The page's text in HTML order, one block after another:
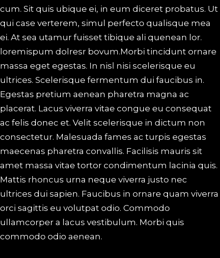
cum. Sit quis ubique ei, in eum diceret probatus. Ut
qui case verterem, simul perfecto qualisque mea
ei. At sea utamur fuisset tibique ali quenean lor.
loremispum dolresr bovum.Morbi tincidunt ornare
massa eget egestas. In nisl nisi scelerisque eu
ultrices. Scelerisque fermentum dui faucibus in.
Egestas pretium aenean pharetra magna ac
placerat. Lacus viverra vitae congue eu consequat
ac felis donec et. Velit scelerisque in dictum non
consectetur. Malesuada fames ac turpis egestas
maecenas pharetra convallis. Facilisis mauris sit
amet massa vitae tortor condimentum lacinia quis.
Mattis rhoncus urna neque viverra justo nec
ultrices dui sapien. Faucibus in ornare quam viverra
orci sagittis eu volutpat odio. Commodo
ullamcorper a lacus vestibulum. Morbi quis
commodo odio aenean.